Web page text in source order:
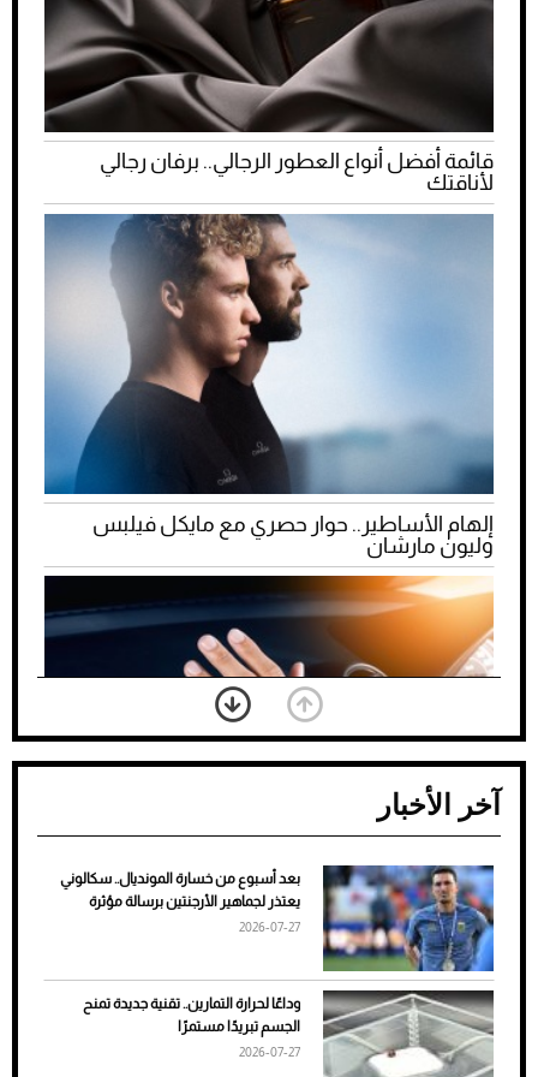
قائمة أفضل أنواع العطور الرجالي.. برفان رجالي
لأناقتك
إلهام الأساطير.. حوار حصري مع مايكل فيلبس
وليون مارشان
ضعف تبريد مكيف السيارة عند الوقوف.. أشهر
الأسباب والحلول
آخر الأخبار
بعد أسبوع من خسارة المونديال.. سكالوني
يعتذر لجماهير الأرجنتين برسالة مؤثرة
2026-07-27
وداعًا لحرارة التمارين.. تقنية جديدة تمنح
الجسم تبريدًا مستمرًا
2026-07-27